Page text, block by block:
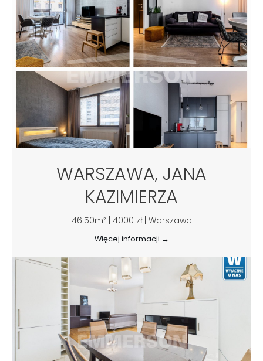
WARSZAWA, JANA
KAZIMIERZA
46.50m² | 4000 zł | Warszawa
Więcej informacji →